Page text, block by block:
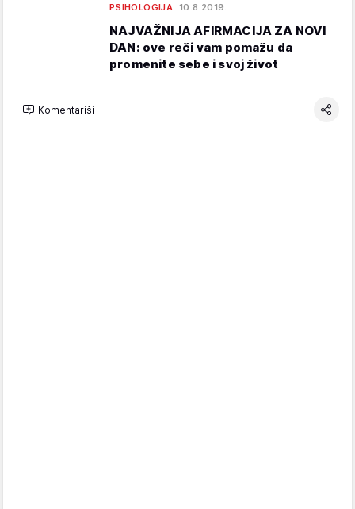
PSIHOLOGIJA 10.8.2019.
NAJVAŽNIJA AFIRMACIJA ZA NOVI
DAN: ove reči vam pomažu da
promenite sebe i svoj život
Komentariši